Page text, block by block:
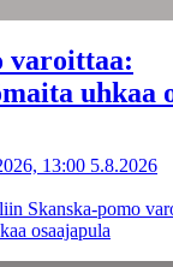
varoittaa:
uhkaa
13:00 5.8.2026
Skanska-pomo
osaajapula